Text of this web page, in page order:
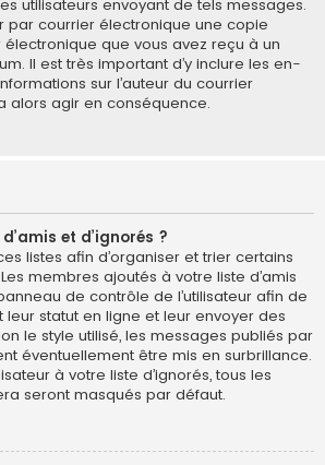
utilisateurs envoyant de tels messages.
par courrier électronique une copie
que vous avez reçu à un
Il est très important d’y inclure les en-
sur l’auteur du courrier
alors agir en conséquence.
et d’ignorés ?
listes afin d’organiser et trier certains
membres ajoutés à votre liste d’amis
de contrôle de l’utilisateur afin de
statut en ligne et leur envoyer des
le style utilisé, les messages publiés par
éventuellement être mis en surbrillance.
à votre liste d’ignorés, tous les
seront masqués par défaut.